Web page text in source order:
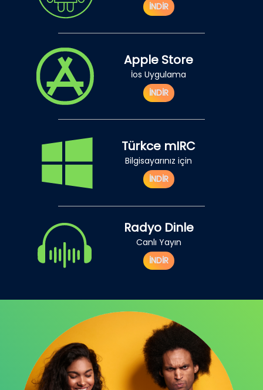
İNDİR
Apple Store
İos Uygulama
İNDİR
Türkce mIRC
Bilgisayarınız için
İNDİR
Radyo Dinle
Canlı Yayın
İNDİR